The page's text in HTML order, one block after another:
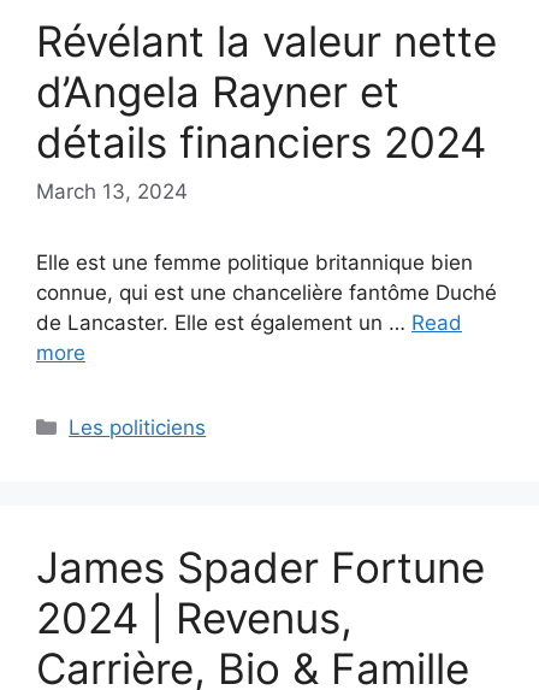
Révélant la valeur nette
d’Angela Rayner et
détails financiers 2024
March 13, 2024
Elle est une femme politique britannique bien
connue, qui est une chancelière fantôme Duché
de Lancaster. Elle est également un … Read
more
Categories
Les politiciens
James Spader Fortune
2024 | Revenus,
Carrière, Bio & Famille